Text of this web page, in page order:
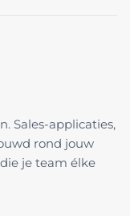
Sales-applicaties,
rond jouw
je team élke